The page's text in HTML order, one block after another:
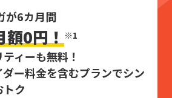
が6カ月間
額0円！※1
ィーも無料！
ダー料金を含むプランでシン
ク